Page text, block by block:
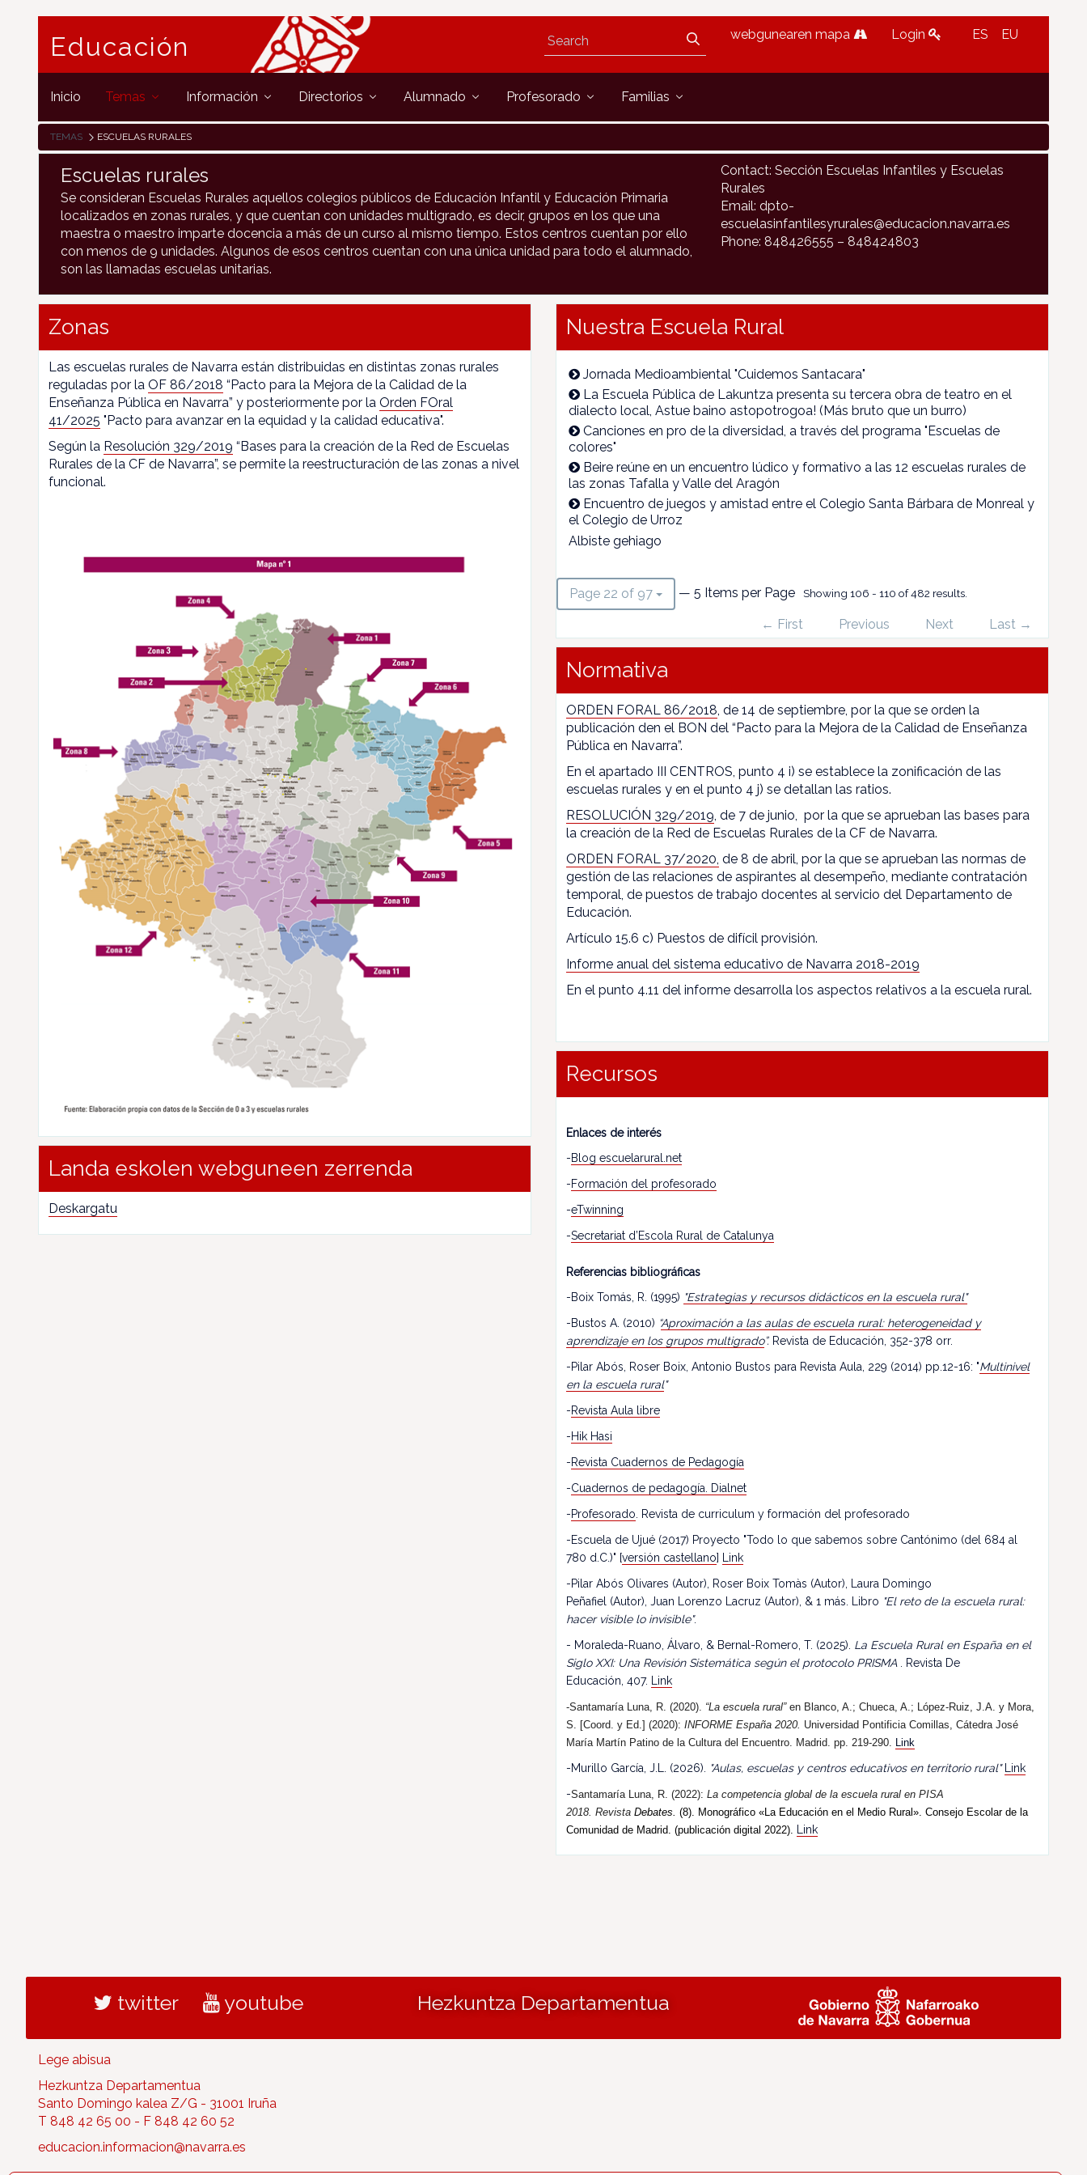
Educación webgunearen mapa Login ES EU
Inicio Temas Información Directorios Alumnado Profesorado Familias
TEMAS ESCUELAS RURALES
Escuelas rurales
Se consideran Escuelas Rurales aquellos colegios públicos de Educación Infantil y Educación Primaria
localizados en zonas rurales, y que cuentan con unidades multigrado, es decir, grupos en los que una
maestra o maestro imparte docencia a más de un curso al mismo tiempo. Estos centros cuentan por ello
con menos de 9 unidades. Algunos de esos centros cuentan con una única unidad para todo el alumnado,
son las llamadas escuelas unitarias.
Contact: Sección Escuelas Infantiles y Escuelas
Rurales
Email: dpto-
escuelasinfantilesyrurales@educacion.navarra.es
Phone: 848426555 – 848424803
Zonas
Las escuelas rurales de Navarra están distribuidas en distintas zonas rurales
reguladas por la OF 86/2018 “Pacto para la Mejora de la Calidad de la
Enseñanza Pública en Navarra” y posteriormente por la Orden FOral
41/2025 "Pacto para avanzar en la equidad y la calidad educativa".
Según la Resolución 329/2019 “Bases para la creación de la Red de Escuelas
Rurales de la CF de Navarra”, se permite la reestructuración de las zonas a nivel
funcional.
Landa eskolen webguneen zerrenda
Deskargatu
Nuestra Escuela Rural
Jornada Medioambiental "Cuidemos Santacara"
La Escuela Pública de Lakuntza presenta su tercera obra de teatro en el
dialecto local, Astue baino astopotrogoa! (Más bruto que un burro)
Canciones en pro de la diversidad, a través del programa "Escuelas de
colores"
Beire reúne en un encuentro lúdico y formativo a las 12 escuelas rurales de
las zonas Tafalla y Valle del Aragón
Encuentro de juegos y amistad entre el Colegio Santa Bárbara de Monreal y
el Colegio de Urroz
Albiste gehiago
Page 22 of 97 — 5 Items per Page Showing 106 - 110 of 482 results.
← First Previous Next Last →
Normativa
ORDEN FORAL 86/2018, de 14 de septiembre, por la que se orden la
publicación den el BON del “Pacto para la Mejora de la Calidad de Enseñanza
Pública en Navarra”.
En el apartado III CENTROS, punto 4 i) se establece la zonificación de las
escuelas rurales y en el punto 4 j) se detallan las ratios.
RESOLUCIÓN 329/2019, de 7 de junio, por la que se aprueban las bases para
la creación de la Red de Escuelas Rurales de la CF de Navarra.
ORDEN FORAL 37/2020, de 8 de abril, por la que se aprueban las normas de
gestión de las relaciones de aspirantes al desempeño, mediante contratación
temporal, de puestos de trabajo docentes al servicio del Departamento de
Educación.
Artículo 15.6 c) Puestos de difícil provisión.
Informe anual del sistema educativo de Navarra 2018-2019
En el punto 4.11 del informe desarrolla los aspectos relativos a la escuela rural.
Recursos
Enlaces de interés
-Blog escuelarural.net
-Formación del profesorado
-eTwinning
-Secretariat d’Escola Rural de Catalunya
Referencias bibliográficas
-Boix Tomás, R. (1995) "Estrategias y recursos didácticos en la escuela rural"
-Bustos A. (2010) “Aproximación a las aulas de escuela rural: heterogeneidad y
aprendizaje en los grupos multigrado”. Revista de Educación, 352-378 orr.
-Pilar Abós, Roser Boix, Antonio Bustos para Revista Aula, 229 (2014) pp.12-16: "Multinivel
en la escuela rural"
-Revista Aula libre
-Hik Hasi
-Revista Cuadernos de Pedagogía
-Cuadernos de pedagogía. Dialnet
-Profesorado . Revista de curriculum y formación del profesorado
-Escuela de Ujué (2017) Proyecto "Todo lo que sabemos sobre Cantónimo (del 684 al
780 d.C.)" [versión castellano]
Link
-Pilar Abós Olivares (Autor), Roser Boix Tomàs (Autor), Laura Domingo
Peñafiel (Autor), Juan Lorenzo Lacruz (Autor), & 1 más. Libro "El reto de la escuela rural:
hacer visible lo invisible".
- Moraleda-Ruano, Álvaro, & Bernal-Romero, T. (2025). La Escuela Rural en España en el
Siglo XXI: Una Revisión Sistemática según el protocolo PRISMA . Revista De
Educación, 407.
Link
-Santamaría Luna, R. (2020). “La escuela rural”en Blanco, A.; Chueca, A.; López-Ruiz, J.A. y Mora,
S. [Coord. y Ed.] (2020): INFORME España 2020. Universidad Pontificia Comillas, Cátedra José
María Martín Patino de la Cultura del Encuentro. Madrid. pp. 219-290. Link
-Murillo García, J.L. (2026). "Aulas, escuelas y centros educativos en territorio rural"
Link
-Santamaría Luna, R. (2022): La competencia global de la escuela rural en PISA
2018. Revista Debates. (8). Monográfico «La Educación en el Medio Rural». Consejo Escolar de la
Comunidad de Madrid. (publicación digital 2022).
Link
twitter youtube Hezkuntza Departamentua
Lege abisua
Hezkuntza Departamentua
Santo Domingo kalea Z/G - 31001 Iruña
T 848 42 65 00 - F 848 42 60 52
educacion.informacion@navarra.es